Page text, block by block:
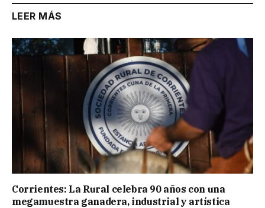
LEER MÁS
Corrientes: La Rural celebra 90 años con una
megamuestra ganadera, industrial y artística